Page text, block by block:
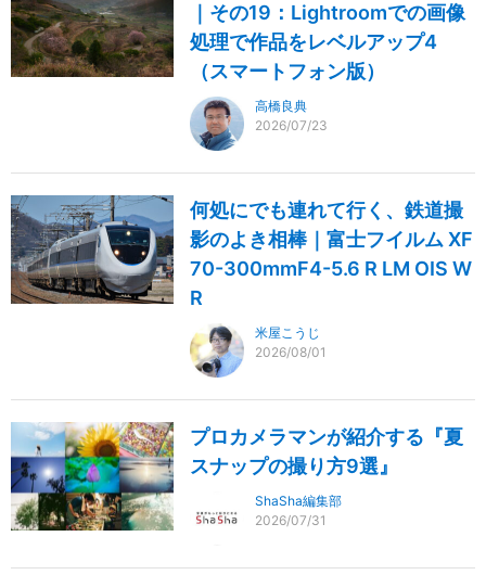
｜その19：Lightroomでの画像
処理で作品をレベルアップ4
（スマートフォン版）
高橋良典
2026/07/23
何処にでも連れて行く、鉄道撮
影のよき相棒｜富士フイルム XF
70-300mmF4-5.6 R LM OIS W
R
米屋こうじ
2026/08/01
プロカメラマンが紹介する『夏
スナップの撮り方9選』
ShaSha編集部
2026/07/31